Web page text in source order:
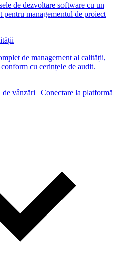
de dezvoltare software cu un
pentru managementul de proiect
de management al calității,
cu cerințele de audit.
de vânzări | Conectare la platformă